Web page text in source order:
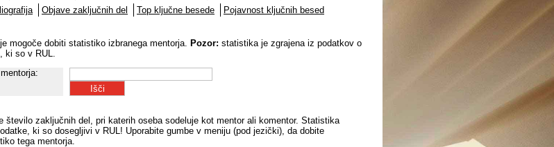
Objave zaključnih del Top ključne besede
Pojavnost ključnih besed
mogoče dobiti statistiko izbranega mentorja. Pozor: statistika je zgrajena iz podatkov o
ki so v RUL.
število zaključnih del, pri katerih oseba sodeluje kot mentor ali komentor. Statistika
ki so dosegljivi v RUL! Uporabite gumbe v meniju (pod jezički), da dobite
tega mentorja.